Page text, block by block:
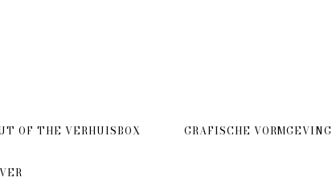
OF THE VERHUISBOX GRAFISCHE VORMGEVING